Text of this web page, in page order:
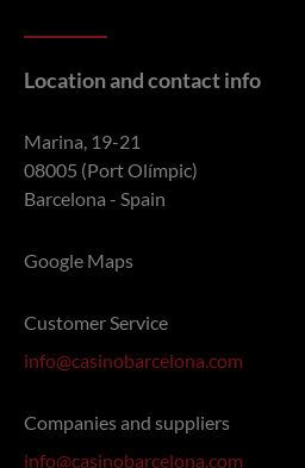
Location and contact info
Marina, 19-21
08005 (Port Olímpic)
Barcelona - Spain
Google Maps
Customer Service
info@casinobarcelona.com
Companies and suppliers
info@casinobarcelona.com